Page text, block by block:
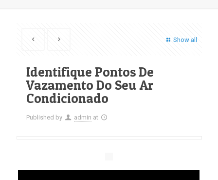
Show all
Identifique Pontos De
Vazamento Do Seu Ar
Condicionado
Published by admin at